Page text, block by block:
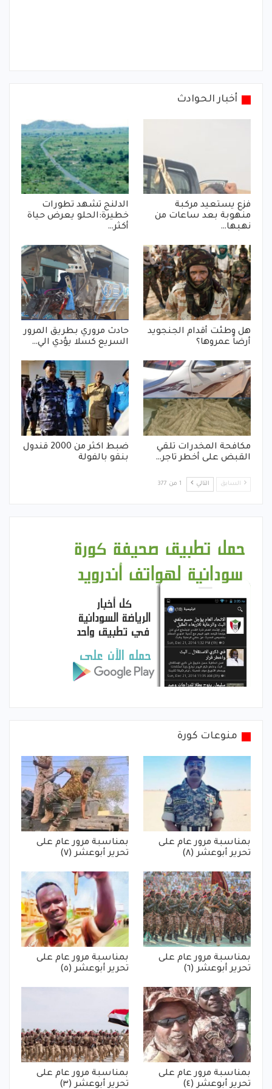
أخبار الحوادث
فزع يستعيد مركبة
منهوبة بعد ساعات من
نهبها…
الدلنج تشهد تطورات
خطيرة:الحلو يعرض حياة
أكثر…
هل وطئت أقدام الجنجويد
أرضاً عمروها؟
حادث مروري بطريق المرور
السريع كسلا يؤدي الي…
مكافحة المخدرات تلقي
القبض على أخطر تاجر…
ضبط اكثر من 2000 قندول
بنقو بالفولة
السابق التالي 1 من 377
منوعات كورة
بمناسبة مرور عام على
تحرير أبوعشر (٨)
بمناسبة مرور عام على
تحرير أبوعشر (٧)
بمناسبة مرور عام على
تحرير أبوعشر (٦)
بمناسبة مرور عام على
تحرير أبوعشر (٥)
بمناسبة مرور عام على
تحرير أبوعشر (٤)
بمناسبة مرور عام على
تحرير أبوعشر (٣)